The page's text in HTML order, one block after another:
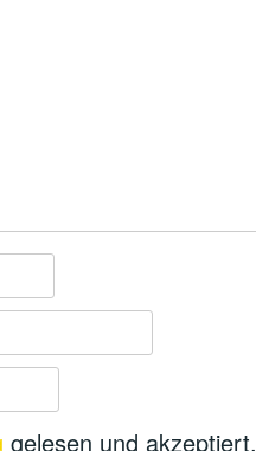
gelesen und akzeptiert.